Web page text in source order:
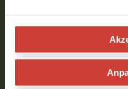
Yoga-Klassen